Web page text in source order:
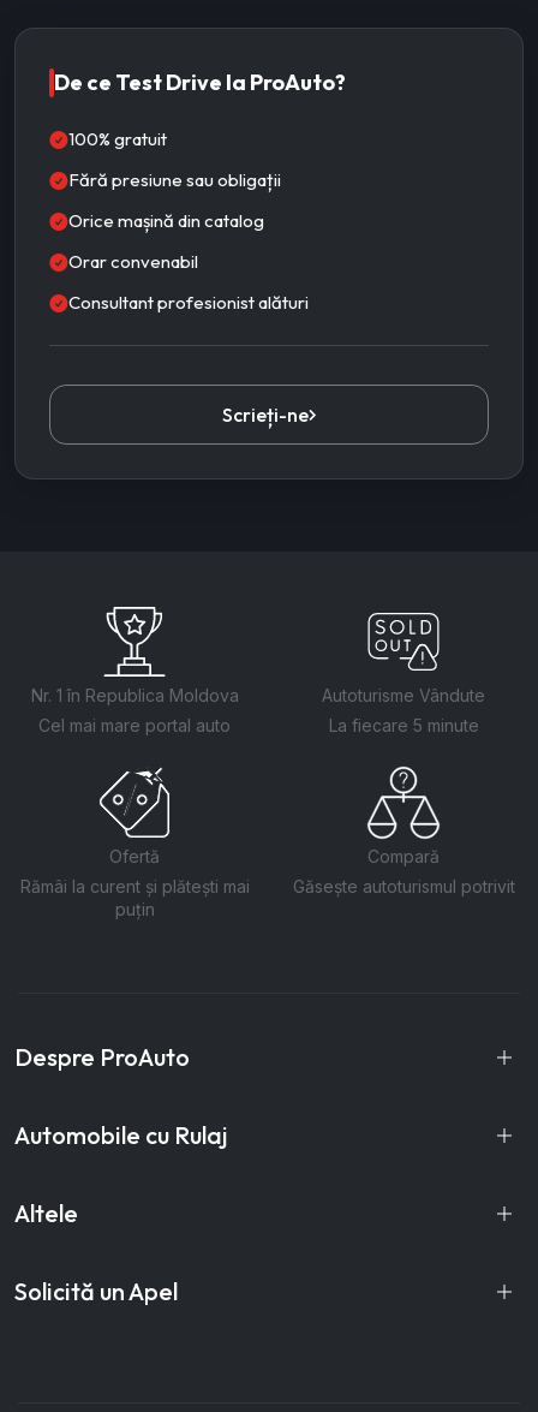
De ce Test Drive la ProAuto?
100% gratuit
Fără presiune sau obligații
Orice mașină din catalog
Orar convenabil
Consultant profesionist alături
Scrieți-ne
Nr. 1 în Republica Moldova
Cel mai mare portal auto
Autoturisme Vândute
La fiecare 5 minute
Ofertă
Rămâi la curent și plătești mai
puțin
Compară
Găsește autoturismul potrivit
Despre ProAuto
Automobile cu Rulaj
Altele
Solicită un Apel